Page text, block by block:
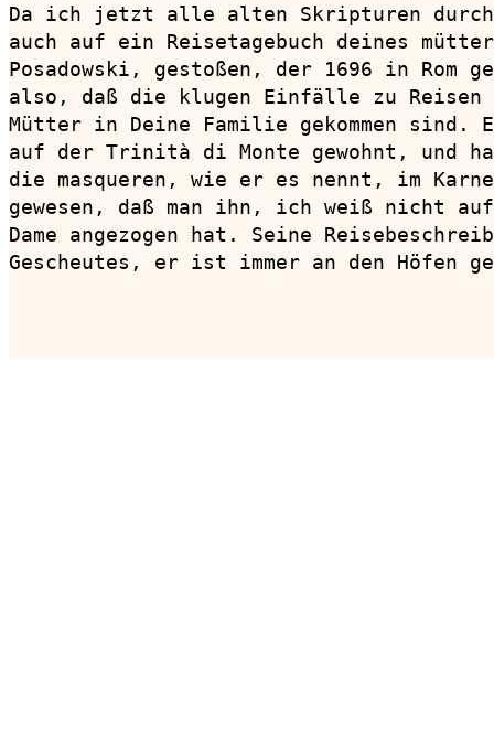
Da ich jetzt alle alten Skripturen
auch auf ein Reisetagebuch deines
Posadowski, gestoßen, der 1696 in Rom
also, daß die klugen Einfälle zu Reisen
Mütter in Deine Familie gekommen
auf der Trinità di Monte gewohnt, und
die masqueren, wie er es nennt, im
gewesen, daß man ihn, ich weiß nicht
Dame angezogen hat. Seine
Gescheutes, er ist immer an den Höfen